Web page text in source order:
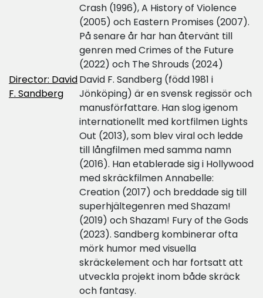
Crash (1996), A History of Violence
(2005) och Eastern Promises (2007).
På senare år har han återvänt till
genren med Crimes of the Future
(2022) och The Shrouds (2024)
Director: David
F. Sandberg
David F. Sandberg (född 1981 i
Jönköping) är en svensk regissör och
manusförfattare. Han slog igenom
internationellt med kortfilmen Lights
Out (2013), som blev viral och ledde
till långfilmen med samma namn
(2016). Han etablerade sig i Hollywood
med skräckfilmen Annabelle:
Creation (2017) och breddade sig till
superhjältegenren med Shazam!
(2019) och Shazam! Fury of the Gods
(2023). Sandberg kombinerar ofta
mörk humor med visuella
skräckelement och har fortsatt att
utveckla projekt inom både skräck
och fantasy.